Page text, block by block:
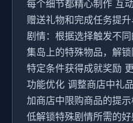
每个细节都精心制作 互
赠送礼物和完成任务提
剧情：根据选择触发不
集岛上的特殊物品，解
特定条件获得成就奖励
功能优化 调整商店中礼
加商店中限购商品的提
低解锁特殊剧情所需的